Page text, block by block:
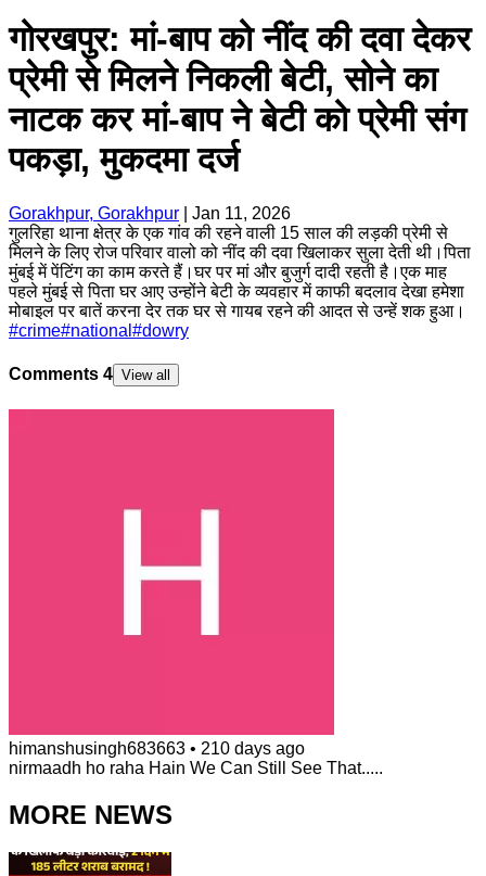
गोरखपुर: मां-बाप को नींद की दवा देकर
प्रेमी से मिलने निकली बेटी, सोने का
नाटक कर मां-बाप ने बेटी को प्रेमी संग
पकड़ा, मुकदमा दर्ज
Gorakhpur, Gorakhpur
Jan 11, 2026
गुलरिहा थाना क्षेत्र के एक गांव की रहने वाली 15 साल की लड़की प्रेमी से
मिलने के लिए रोज परिवार वालो को नींद की दवा खिलाकर सुला देती थी।पिता
मुंबई में पेंटिंग का काम करते हैं।घर पर मां और बुजुर्ग दादी रहती है।एक माह
पहले मुंबई से पिता घर आए उन्होंने बेटी के व्यवहार में काफी बदलाव देखा हमेशा
मोबाइल पर बातें करना देर तक घर से गायब रहने की आदत से उन्हें शक हुआ।
#crime#national #dowry
Comments 4 View all
himanshusingh683663 • 210 days ago
nirmaadh ho raha Hain We Can Still See That.....
MORE NEWS